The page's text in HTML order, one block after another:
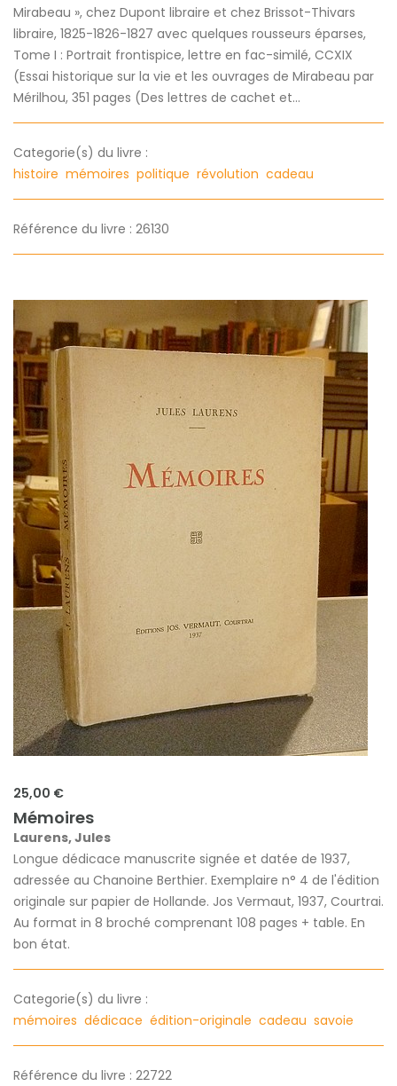
Mirabeau », chez Dupont libraire et chez Brissot-Thivars
libraire, 1825-1826-1827 avec quelques rousseurs éparses,
Tome I : Portrait frontispice, lettre en fac-similé, CCXIX
(Essai historique sur la vie et les ouvrages de Mirabeau par
Mérilhou, 351 pages (Des lettres de cachet et...
Categorie(s) du livre :
histoire mémoires politique révolution cadeau
Référence du livre : 26130
25,00 €
Mémoires
Laurens, Jules
Longue dédicace manuscrite signée et datée de 1937,
adressée au Chanoine Berthier. Exemplaire n° 4 de l'édition
originale sur papier de Hollande. Jos Vermaut, 1937, Courtrai.
Au format in 8 broché comprenant 108 pages + table. En
bon état.
Categorie(s) du livre :
mémoires dédicace édition-originale cadeau savoie
Référence du livre : 22722